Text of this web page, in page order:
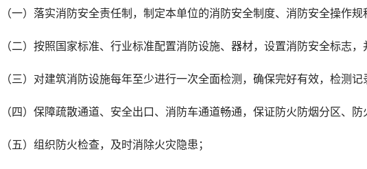
（一）落实消防安全责任制，制定本单位的消防安全制度、消防安全操作规
（二）按照国家标准、行业标准配置消防设施、器材，设置消防安全标志
（三）对建筑消防设施每年至少进行一次全面检测，确保完好有效，检测记
（四）保障疏散通道、安全出口、消防车通道畅通，保证防火防烟分区、防
（五）组织防火检查，及时消除火灾隐患；